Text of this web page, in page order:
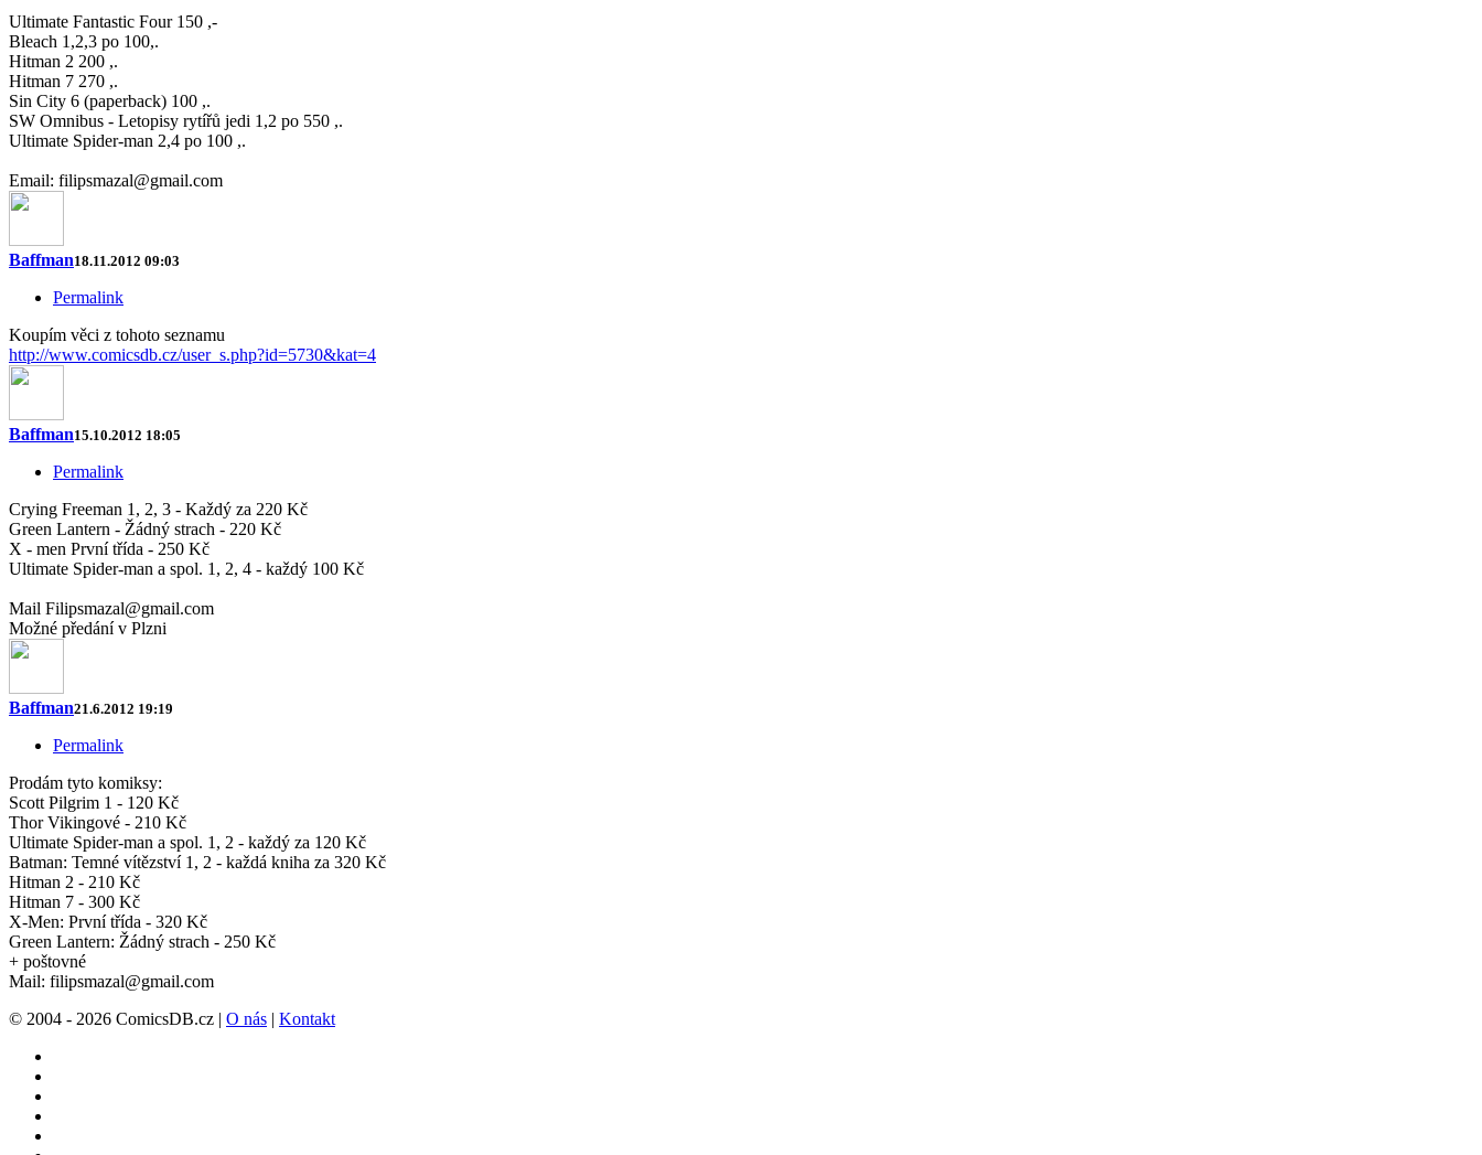
Ultimate Fantastic Four 150 ,-
Bleach 1,2,3 po 100,.
Hitman 2 200 ,.
Hitman 7 270 ,.
Sin City 6 (paperback) 100 ,.
SW Omnibus - Letopisy rytířů jedi 1,2 po 550 ,.
Ultimate Spider-man 2,4 po 100 ,.
Email: filipsmazal@gmail.com
Baffman18.11.2012 09:03
Permalink
Koupím věci z tohoto seznamu
http://www.comicsdb.cz/user_s.php?id=5730&kat=4
Baffman15.10.2012 18:05
Permalink
Crying Freeman 1, 2, 3 - Každý za 220 Kč
Green Lantern - Žádný strach - 220 Kč
X - men První třída - 250 Kč
Ultimate Spider-man a spol. 1, 2, 4 - každý 100 Kč
Mail Filipsmazal@gmail.com
Možné předání v Plzni
Baffman21.6.2012 19:19
Permalink
Prodám tyto komiksy:
Scott Pilgrim 1 - 120 Kč
Thor Vikingové - 210 Kč
Ultimate Spider-man a spol. 1, 2 - každý za 120 Kč
Batman: Temné vítězství 1, 2 - každá kniha za 320 Kč
Hitman 2 - 210 Kč
Hitman 7 - 300 Kč
X-Men: První třída - 320 Kč
Green Lantern: Žádný strach - 250 Kč
+ poštovné
Mail: filipsmazal@gmail.com
© 2004 - 2026 ComicsDB.cz | O nás | Kontakt